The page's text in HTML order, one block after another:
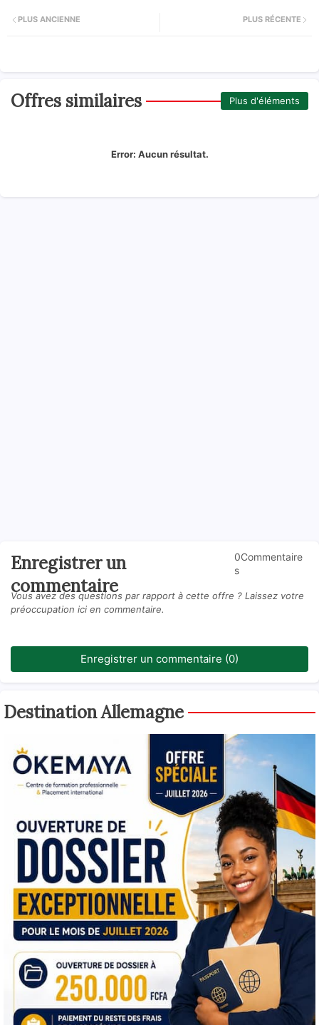
PLUS RÉCENTE
PLUS ANCIENNE
Offres similaires Plus d'éléments
Error: Aucun résultat.
Enregistrer un
commentaire
0Commentaire
s
Vous avez des questions par rapport à cette offre ? Laissez votre
préoccupation ici en commentaire.
Enregistrer un commentaire (0)
Destination Allemagne